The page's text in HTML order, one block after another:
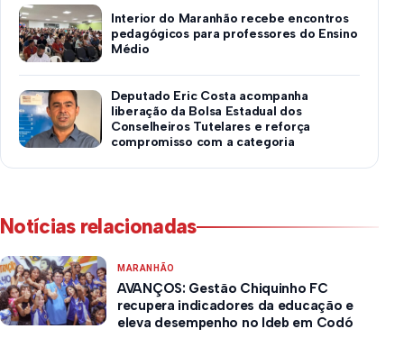
Interior do Maranhão recebe encontros
pedagógicos para professores do Ensino
Médio
Deputado Eric Costa acompanha
liberação da Bolsa Estadual dos
Conselheiros Tutelares e reforça
compromisso com a categoria
Notícias relacionadas
MARANHÃO
AVANÇOS: Gestão Chiquinho FC
recupera indicadores da educação e
eleva desempenho no Ideb em Codó